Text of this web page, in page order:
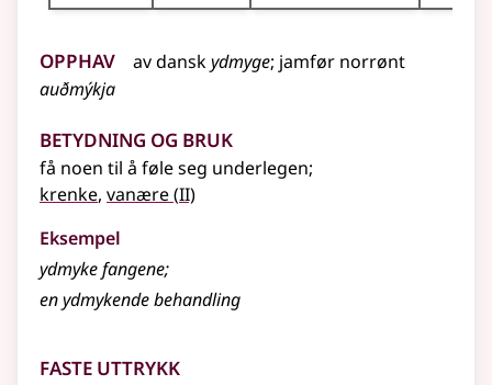
Opphav avdanskydmyge; jamfør norrønt
auðmýkja
Betydning og bruk
få noen til å føle seg underlegen;
krenke, vanære(2
II)
Eksempel
ydmyke fangene;
enydmykendebehandling
Faste uttrykk